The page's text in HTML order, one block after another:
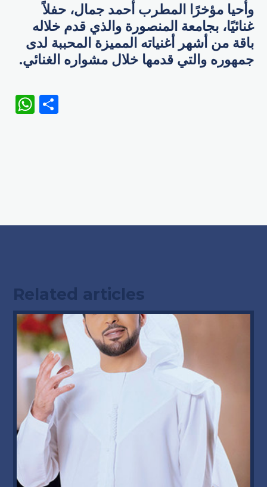
وأحيا مؤخرًا المطرب أحمد جمال، حفلاً
غنائيًا، بجامعة المنصورة والذي قدم خلاله
باقة من أشهر أغنياته المميزة المحببة لدى
جمهوره والتي قدمها خلال مشواره الغنائي.
WhatsApp
Related articles